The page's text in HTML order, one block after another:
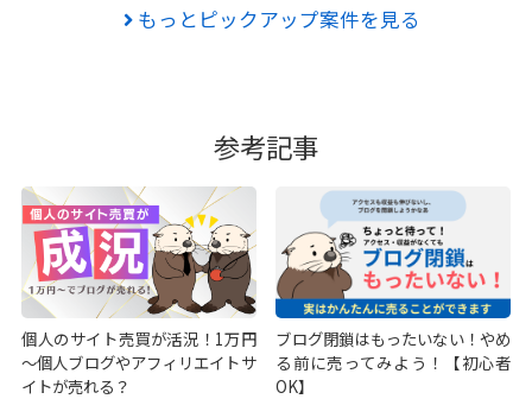
もっとピックアップ案件を見る
参考記事
個人のサイト売買が活況！1万円
～個人ブログやアフィリエイトサ
イトが売れる？
ブログ閉鎖はもったいない！やめ
る前に売ってみよう！【初心者
OK】